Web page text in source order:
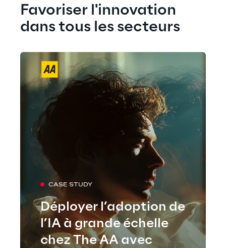
Favoriser l'innovation
dans tous les secteurs
CASE STUDY
Déployer l’adoption de
l’IA à grande échelle
chez The AA avec